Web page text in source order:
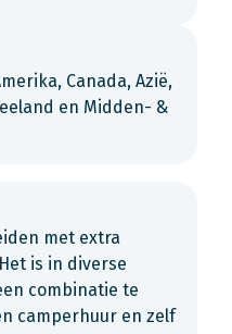
Canada, Azië,
en Midden- &
met extra
is in diverse
combinatie te
camperhuur en zelf